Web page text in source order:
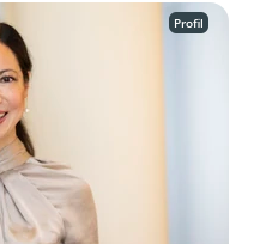
Profil